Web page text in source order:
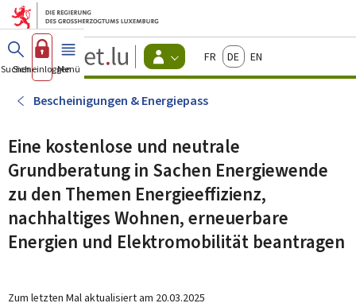
Zum Hauptmenü
Zum Inhalt
Guichet.lu
Changer
d'espace
Menu
actif
FrançaisDeutschEnglish
Suchen
Sich einloggen
Menü Haupt-
Bescheinigungen & Energiepass
Eine kostenlose und neutrale
Grundberatung in Sachen Energiewende
zu den Themen Energieeffizienz,
nachhaltiges Wohnen, erneuerbare
Energien und Elektromobilität beantragen
Zum letzten Mal aktualisiert am 20.03.2025